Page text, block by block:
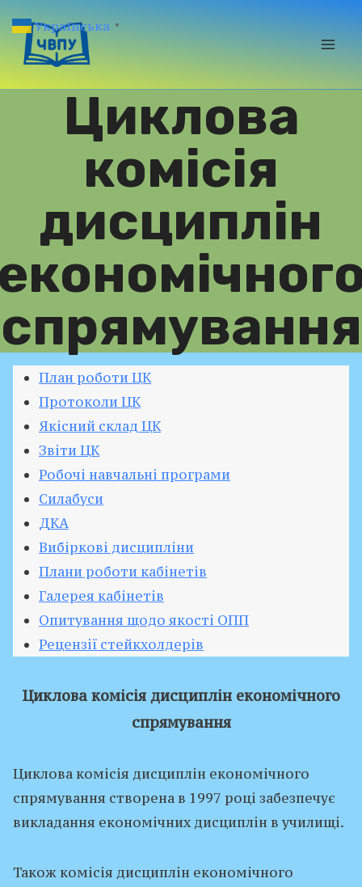
до
вмісту
Циклова
комісія
дисциплін
спрямування
План роботи ЦК
Протоколи ЦК
Якісний склад ЦК
Звіти ЦК
Робочі навчальні програми
Силабуси
ДКА
Вибіркові дисципліни
Плани роботи кабінетів
Галерея кабінетів
Опитування щодо якості ОПП
Рецензії стейкхолдерів
Циклова комісія дисциплін економічного
спрямування
Циклова комісія дисциплін економічного
спрямування створена в 1997 році забезпечує
викладання економічних дисциплін в училищі.
Також комісія дисциплін економічного
Українська ▼